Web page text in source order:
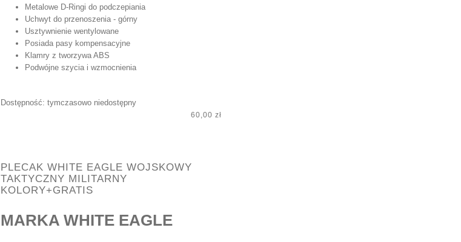
Metalowe D-Ringi do podczepiania
Uchwyt do przenoszenia - górny
Usztywnienie wentylowane
Posiada pasy kompensacyjne
Klamry z tworzywa ABS
Podwójne szycia i wzmocnienia
Dostępność: tymczasowo niedostępny
60,00 zł
PLECAK WHITE EAGLE WOJSKOWY
TAKTYCZNY MILITARNY
KOLORY+GRATIS
MARKA WHITE EAGLE